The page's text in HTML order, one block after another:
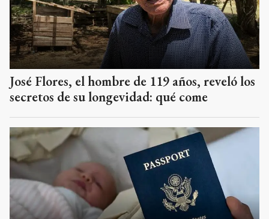
José Flores, el hombre de 119 años, reveló los
secretos de su longevidad: qué come